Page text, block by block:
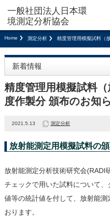
Home 測定分析 精度管理用模擬試料（
新着情報
精度管理用模擬試料
度作製分 頒布のお知
2021.5.13 測定分析
放射能測定用模擬試料の
放射能測定分析技術研究会(RADI
チェックで用いた試料について
値等の統計値を付して、放射能
おります。